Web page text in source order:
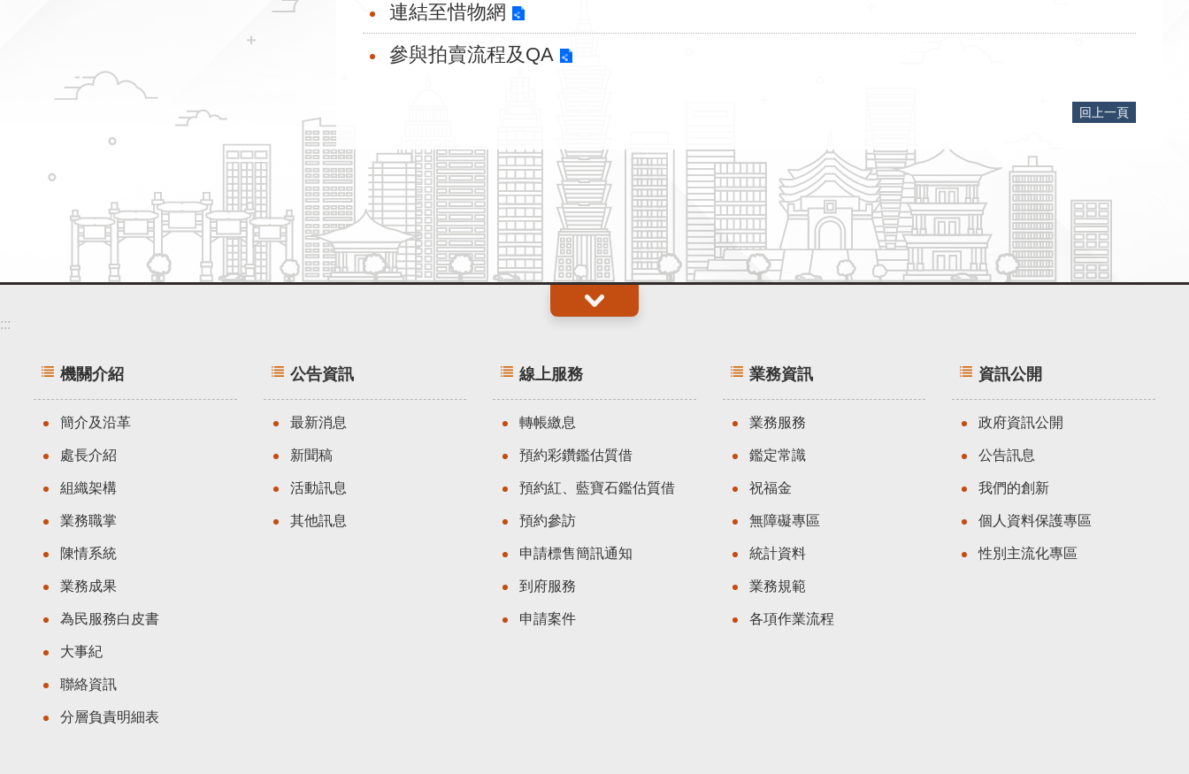
連結至惜物網
參與拍賣流程及QA
回上一頁
:::
機關介紹
簡介及沿革
處長介紹
組織架構
業務職掌
陳情系統
業務成果
為民服務白皮書
大事紀
聯絡資訊
分層負責明細表
公告資訊
最新消息
新聞稿
活動訊息
其他訊息
線上服務
轉帳繳息
預約彩鑽鑑估質借
預約紅、藍寶石鑑估質借
預約參訪
申請標售簡訊通知
到府服務
申請案件
業務資訊
業務服務
鑑定常識
祝福金
無障礙專區
統計資料
業務規範
各項作業流程
資訊公開
政府資訊公開
公告訊息
我們的創新
個人資料保護專區
性別主流化專區